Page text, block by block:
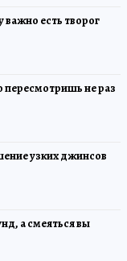
есть творог
пересмотришь не раз
узких джинсов
а смеяться вы